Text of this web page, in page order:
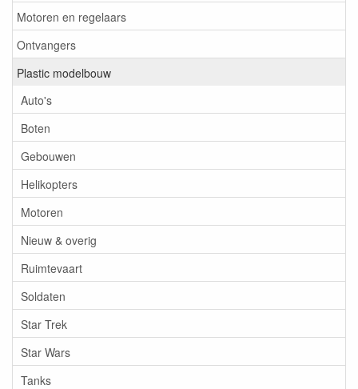
Motoren en regelaars
Ontvangers
Plastic modelbouw
Auto's
Boten
Gebouwen
Helikopters
Motoren
Nieuw & overig
Ruimtevaart
Soldaten
Star Trek
Star Wars
Tanks